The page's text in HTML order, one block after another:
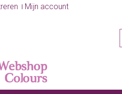
Mijn account